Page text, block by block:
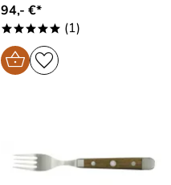
94,- €*
***** (1)